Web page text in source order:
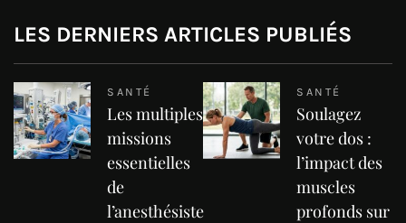
LES DERNIERS ARTICLES PUBLIÉS
SANTÉ
Les multiples
missions
essentielles
de
l’anesthésiste
SANTÉ
Soulagez
votre dos :
l’impact des
muscles
profonds sur